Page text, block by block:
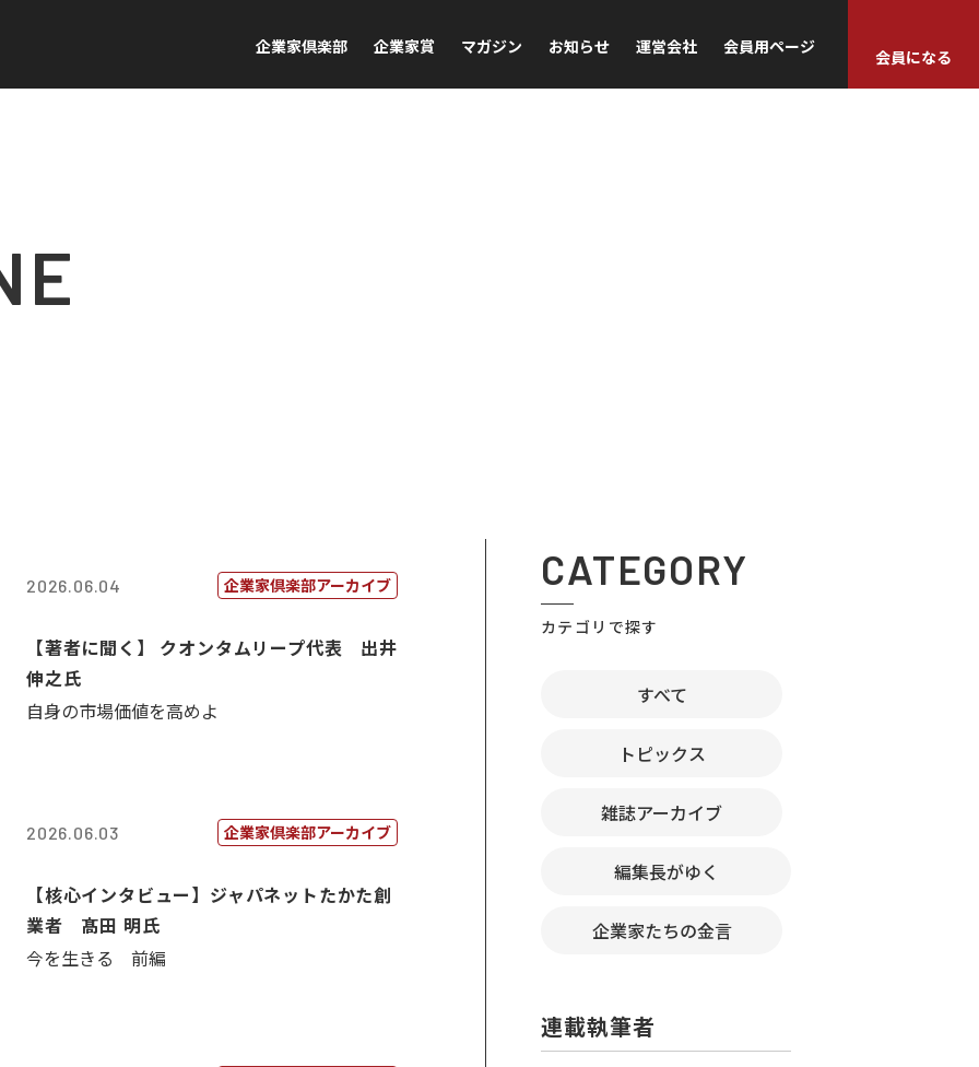
企業家倶楽部 企業家賞 マガジン お知らせ 運営会社 会員用ページ
会員になる
2026.06.04 企業家倶楽部アーカイブ
【著者に聞く】 クオンタムリープ代表 出井
伸之氏
自身の市場価値を高めよ
2026.06.03 企業家倶楽部アーカイブ
【核心インタビュー】ジャパネットたかた創
業者 髙田 明氏
今を生きる 前編
CATEGORY
カテゴリで探す
すべて
トピックス
雑誌アーカイブ
編集長がゆく
企業家たちの金言
連載執筆者